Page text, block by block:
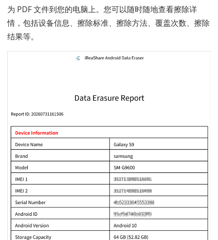
为 PDF 文件到您的电脑上。您可以随时随地查看擦除详
情，包括设备信息、擦除标准、擦除方法、覆盖次数、擦除
结果等。